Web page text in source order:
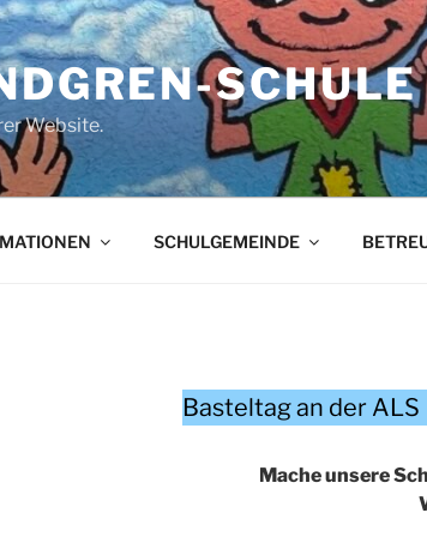
SCHULE
Website.
SCHULGEMEINDE
Basteltag an der ALS
Mache unsere